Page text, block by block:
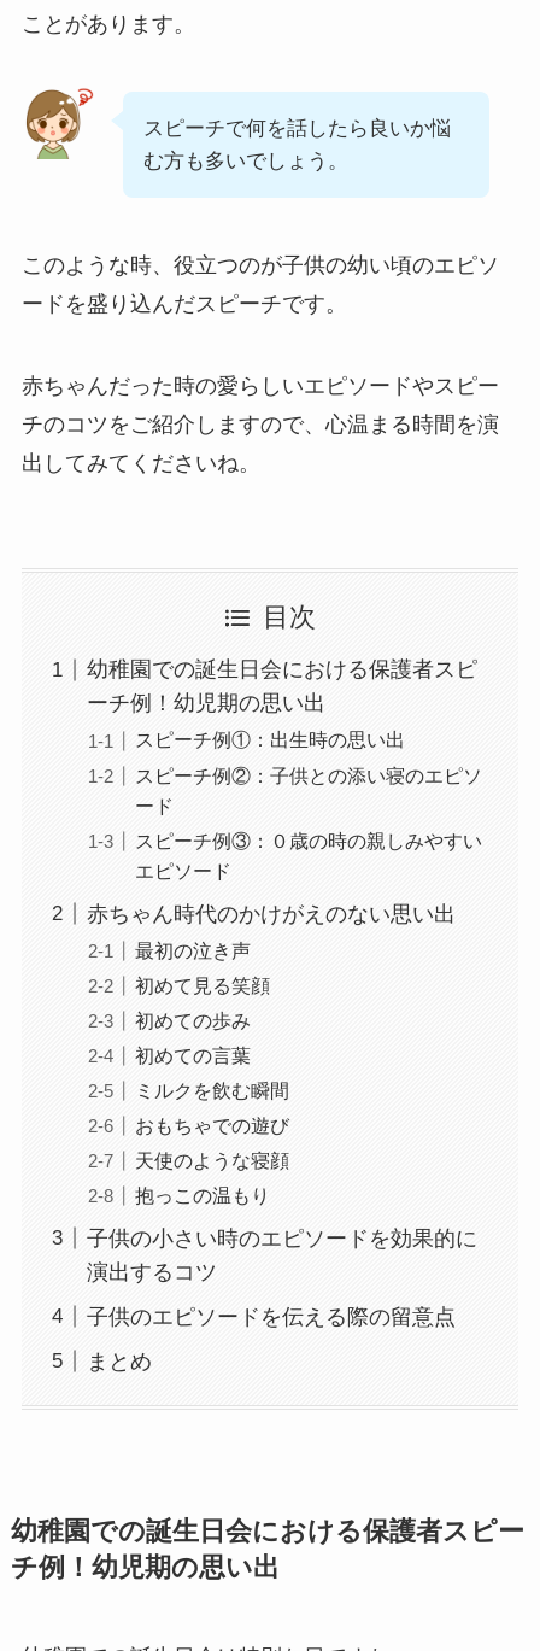
ことがあります。
スピーチで何を話したら良いか悩
む方も多いでしょう。
このような時、役立つのが子供の幼い頃のエピソ
ードを盛り込んだスピーチです。
赤ちゃんだった時の愛らしいエピソードやスピー
チのコツをご紹介しますので、心温まる時間を演
出してみてくださいね。
目次
幼稚園での誕生日会における保護者スピ
ーチ例！幼児期の思い出
スピーチ例①：出生時の思い出
スピーチ例②：子供との添い寝のエピソ
ード
スピーチ例③：０歳の時の親しみやすい
エピソード
赤ちゃん時代のかけがえのない思い出
最初の泣き声
初めて見る笑顔
初めての歩み
初めての言葉
ミルクを飲む瞬間
おもちゃでの遊び
天使のような寝顔
抱っこの温もり
子供の小さい時のエピソードを効果的に
演出するコツ
子供のエピソードを伝える際の留意点
まとめ
幼稚園での誕生日会における保護者スピー
チ例！幼児期の思い出